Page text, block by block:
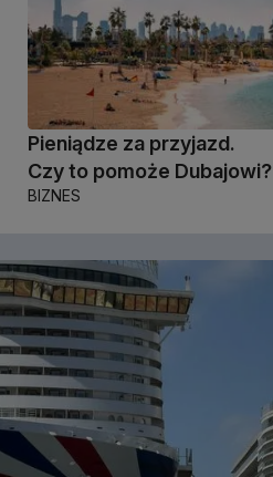
Pieniądze za przyjazd.
Czy to pomoże Dubajowi?
BIZNES